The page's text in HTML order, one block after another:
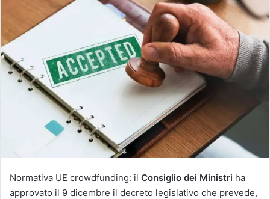
Normativa UE crowdfunding: il Consiglio dei Ministri ha
approvato il 9 dicembre il decreto legislativo che prevede,